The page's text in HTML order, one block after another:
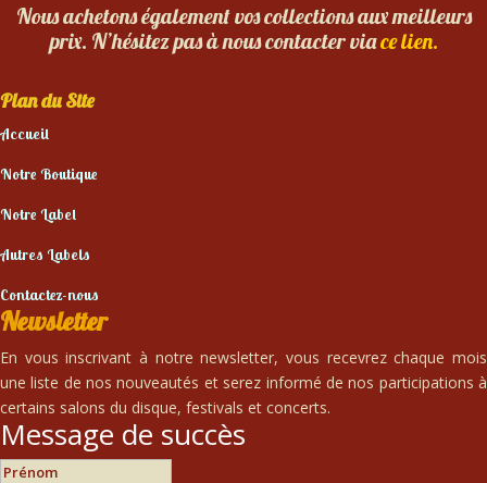
Nous achetons également vos collections aux meilleurs
prix. N’hésitez pas à nous contacter viace lien.
Plan du Site
Accueil
Notre Boutique
Notre Label
Autres Labels
Contactez-nous
Newsletter
En vous inscrivant à notre newsletter, vous recevrez chaque mois
une liste de nos nouveautés et serez informé de nos participations à
certains salons du disque, festivals et concerts.
Message de succès